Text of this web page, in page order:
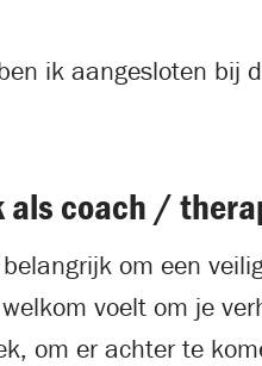
ik aangesloten bij
als coach /
om een
voelt om je
om er achter te